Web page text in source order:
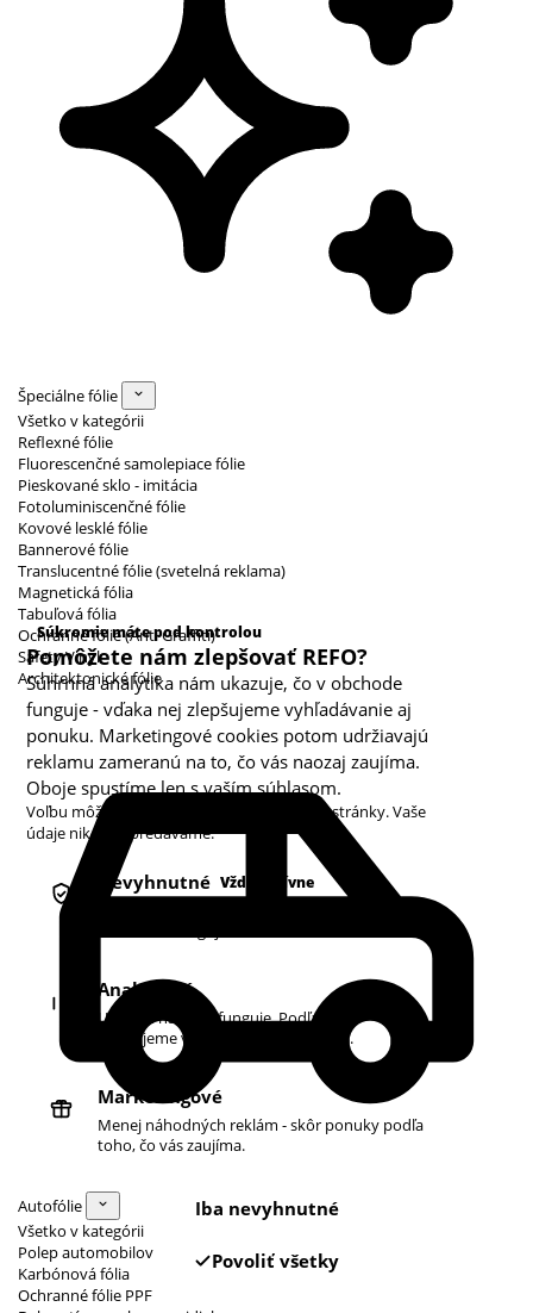
Špeciálne fólie
Všetko v kategórii
Reflexné fólie
Fluorescenčné samolepiace fólie
Pieskované sklo - imitácia
Fotoluminiscenčné fólie
Kovové lesklé fólie
Bannerové fólie
Translucentné fólie (svetelná reklama)
Magnetická fólia
Tabuľová fólia
Ochranné fólie (Anti Graffiti)
Safety Vinyl
Architektonické fólie
Autofólie
Všetko v kategórii
Polep automobilov
Karbónová fólia
Ochranné fólie PPF
Súkromie máte pod kontrolou
Pomôžete nám zlepšovať REFO?
Súhrnná analytika nám ukazuje, čo v obchode
funguje - vďaka nej zlepšujeme vyhľadávanie aj
ponuku. Marketingové cookies potom udržiavajú
reklamu zameranú na to, čo vás naozaj zaujíma.
Oboje spustíme len s vaším súhlasom.
Voľbu môžete kedykoľvek zmeniť v pätičke stránky. Vaše
údaje nikdy nepredávame.
Kategórie cookies
Nevyhnutné Vždy aktívne
Analytické
Ukazujú nám, čo funguje. Podľa toho
zlepšujeme vyhľadávanie aj ponuku.
Marketingové
Menej náhodných reklám - skôr ponuky podľa
toho, čo vás zaujíma.
Iba nevyhnutné
Povoliť všetky